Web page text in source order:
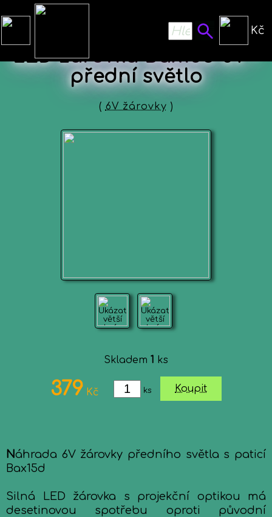
Kč
LED žárovka Bax15d 6V -
přední světlo
( 6V žárovky )
Skladem 1 ks
379 Kč ks Koupit
Náhrada 6V žárovky předního světla s paticí
Bax15d
Silná LED žárovka s projekční optikou má
desetinovou spotřebu oproti původní